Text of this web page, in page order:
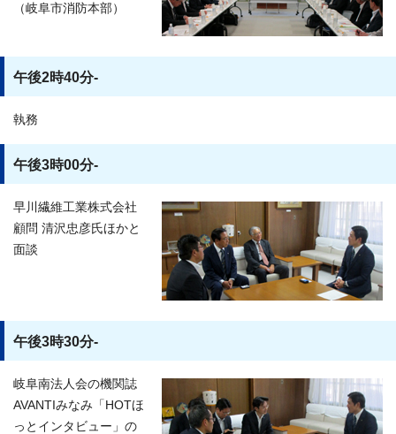
（岐阜市消防本部）
午後2時40分-
執務
午後3時00分-
早川繊維工業株式会社
顧問 清沢忠彦氏ほかと
面談
午後3時30分-
岐阜南法人会の機関誌
AVANTIみなみ「HOTほ
っとインタビュー」の